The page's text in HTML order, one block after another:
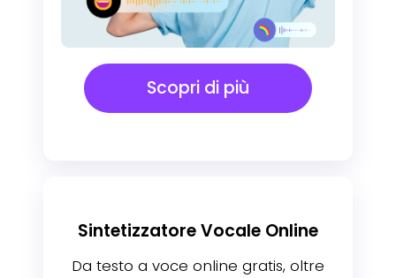
Scopri di più
Sintetizzatore Vocale Online
Da testo a voce online gratis, oltre